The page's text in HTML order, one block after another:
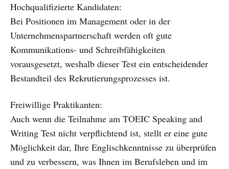
Hochqualifizierte Kandidaten:
Bei Positionen im Management oder in der
Unternehmenspartnerschaft werden oft gute
Kommunikations- und Schreibfähigkeiten
vorausgesetzt, weshalb dieser Test ein entscheidender
Bestandteil des Rekrutierungsprozesses ist.
Freiwillige Praktikanten:
Auch wenn die Teilnahme am TOEIC Speaking and
Writing Test nicht verpflichtend ist, stellt er eine gute
Möglichkeit dar, Ihre Englischkenntnisse zu überprüfen
und zu verbessern, was Ihnen im Berufsleben und im